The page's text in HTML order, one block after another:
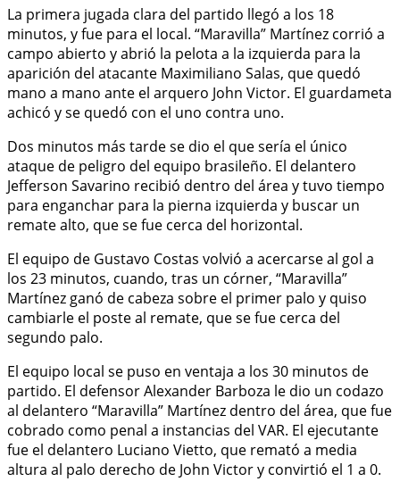
La primera jugada clara del partido llegó a los 18
minutos, y fue para el local. “Maravilla” Martínez corrió a
campo abierto y abrió la pelota a la izquierda para la
aparición del atacante Maximiliano Salas, que quedó
mano a mano ante el arquero John Victor. El guardameta
achicó y se quedó con el uno contra uno.
Dos minutos más tarde se dio el que sería el único
ataque de peligro del equipo brasileño. El delantero
Jefferson Savarino recibió dentro del área y tuvo tiempo
para enganchar para la pierna izquierda y buscar un
remate alto, que se fue cerca del horizontal.
El equipo de Gustavo Costas volvió a acercarse al gol a
los 23 minutos, cuando, tras un córner, “Maravilla”
Martínez ganó de cabeza sobre el primer palo y quiso
cambiarle el poste al remate, que se fue cerca del
segundo palo.
El equipo local se puso en ventaja a los 30 minutos de
partido. El defensor Alexander Barboza le dio un codazo
al delantero “Maravilla” Martínez dentro del área, que fue
cobrado como penal a instancias del VAR. El ejecutante
fue el delantero Luciano Vietto, que remató a media
altura al palo derecho de John Victor y convirtió el 1 a 0.